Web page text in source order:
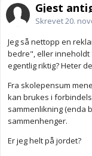
Gjest
Skrevet20.
Jeg så nettopp en
bedre", eller inneholdt
egentlig riktig? Heter
Fra skolepensum
kan brukes i
sammenlikning (enda
sammenhenger.
Er jeg helt på jordet?